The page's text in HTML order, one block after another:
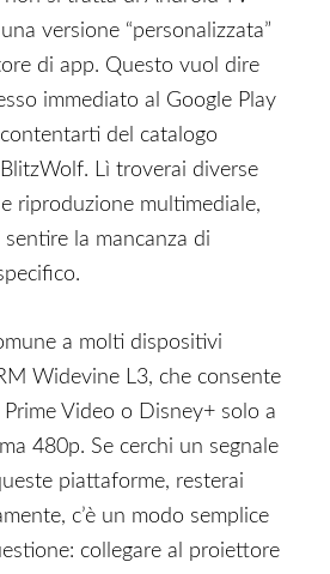
versione “personalizzata”
di app. Questo vuol dire
immediato al Google Play
del catalogo
Lì troverai diverse
riproduzione multimediale,
la mancanza di
a molti dispositivi
Widevine L3, che consente
Video o Disney+ solo a
480p. Se cerchi un segnale
piattaforme, resterai
c’è un modo semplice
collegare al proiettore